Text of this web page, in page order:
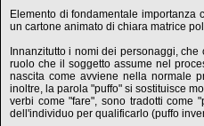
Elemento di fondamentale importanza
un cartone animato di chiara matrice
Innanzitutto i nomi dei personaggi,
ruolo che il soggetto assume nel
nascita come avviene nella normale
inoltre, la parola "puffo" si sostituisce
verbi come "fare", sono tradotti come
dell'individuo per qualificarlo (puffo